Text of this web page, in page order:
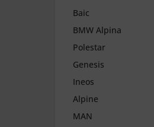
Baic
BMW Alpina
Polestar
Genesis
Ineos
Alpine
MAN